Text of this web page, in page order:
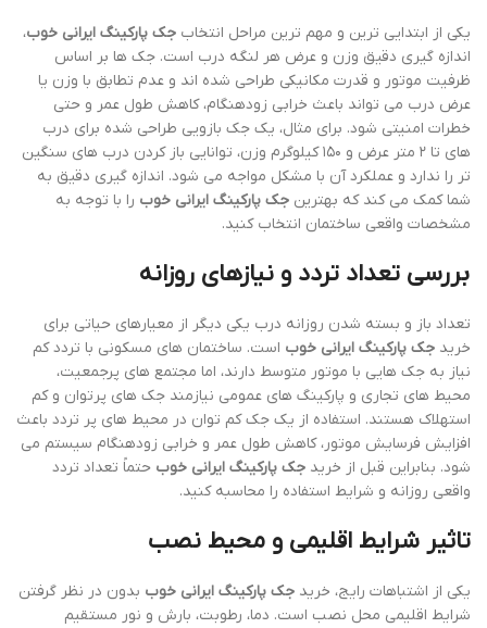
یکی از ابتدایی ترین و مهم ترین مراحل انتخاب جک پارکینگ ایرانی خوب،
اندازه گیری دقیق وزن و عرض هر لنگه درب است. جک ها بر اساس
ظرفیت موتور و قدرت مکانیکی طراحی شده اند و عدم تطابق با وزن یا
عرض درب می تواند باعث خرابی زودهنگام، کاهش طول عمر و حتی
خطرات امنیتی شود. برای مثال، یک جک بازویی طراحی شده برای درب
های تا ۲ متر عرض و ۱۵۰ کیلوگرم وزن، توانایی باز کردن درب های سنگین
تر را ندارد و عملکرد آن با مشکل مواجه می شود. اندازه گیری دقیق به
شما کمک می کند که بهترین جک پارکینگ ایرانی خوب را با توجه به
مشخصات واقعی ساختمان انتخاب کنید.
بررسی تعداد تردد و نیازهای روزانه
تعداد باز و بسته شدن روزانه درب یکی دیگر از معیارهای حیاتی برای
خرید جک پارکینگ ایرانی خوب است. ساختمان های مسکونی با تردد کم
نیاز به جک هایی با موتور متوسط دارند، اما مجتمع های پرجمعیت،
محیط های تجاری و پارکینگ های عمومی نیازمند جک های پرتوان و کم
استهلاک هستند. استفاده از یک جک کم توان در محیط های پر تردد باعث
افزایش فرسایش موتور، کاهش طول عمر و خرابی زودهنگام سیستم می
شود. بنابراین قبل از خرید جک پارکینگ ایرانی خوب حتماً تعداد تردد
واقعی روزانه و شرایط استفاده را محاسبه کنید.
تاثیر شرایط اقلیمی و محیط نصب
یکی از اشتباهات رایج، خرید جک پارکینگ ایرانی خوب بدون در نظر گرفتن
شرایط اقلیمی محل نصب است. دما، رطوبت، بارش و نور مستقیم